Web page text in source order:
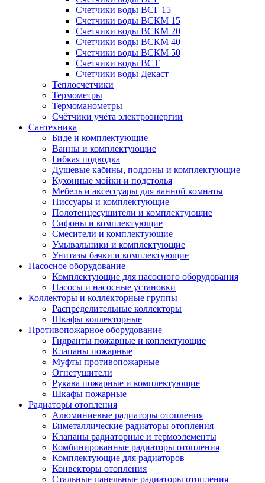
Счетчики воды ВСГ 15
Счетчики воды ВСКМ 15
Счетчики воды ВСКМ 20
Счетчики воды ВСКМ 40
Счетчики воды ВСКМ 50
Счетчики воды ВСТ
Счетчики воды Декаст
Теплосчетчики
Термометры
Термоманометры
Счётчики учёта электроэнергии
Сантехника
Биде и комплектующие
Ванны и комплектующие
Гибкая подводка
Душевые кабины, поддоны и комплектующие
Кухонные мойки и подстолья
Мебель и аксессуары для ванной комнаты
Писсуары и комплектующие
Полотенцесушители и комплектующие
Сифоны и комплектующие
Смесители и комплектующие
Умывальники и комплектующие
Унитазы бачки и комплектующие
Насосное оборудование
Комплектующие для насосного оборудования
Насосы и насосные установки
Коллекторы и коллекторные группы
Распределительные коллекторы
Шкафы коллекторные
Противопожарное оборудование
Гидранты пожарные и коплектующие
Клапаны пожарные
Муфты противопожарные
Огнетушители
Рукава пожарные и комплектующие
Шкафы пожарные
Радиаторы отопления
Алюминиевые радиаторы отопления
Биметаллические радиаторы отопления
Клапаны радиаторные и термоэлементы
Комбинированные радиаторы отопления
Комплектующие для радиаторов
Конвекторы отопления
Стальные панельные радиаторы отопления